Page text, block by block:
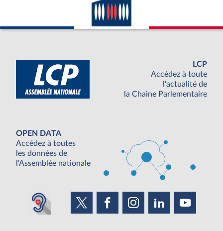
LCP
Accédez à toute
l'actualité de
la Chaine Parlementaire
OPEN DATA
Accédez à toutes
les données de
l'Assemblée nationale